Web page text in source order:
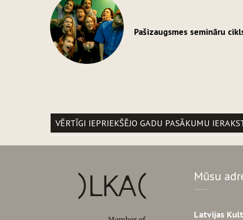
Pašizaugsmes semināru
VĒRTĪGI IEPRIEKŠĒJO GADU PASĀKUMU
Mūsu
Latvijas